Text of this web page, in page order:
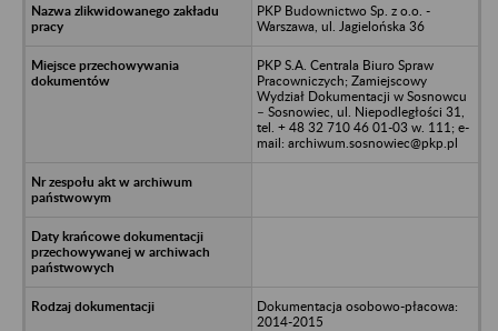
PKP Budownictwo Sp. z o.o. -
Warszawa, ul. Jagielońska 36
PKP S.A. Centrala Biuro Spraw
Pracowniczych; Zamiejscowy
Wydział Dokumentacji w Sosnowcu
– Sosnowiec, ul. Niepodległości 31,
tel. + 48 32 710 46 01-03 w. 111; e-
mail: archiwum.sosnowiec@pkp.pl
Dokumentacja osobowo-płacowa:
2014-2015